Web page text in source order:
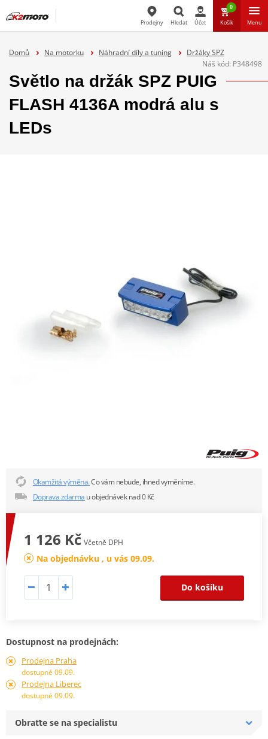
Hledat
Prodejny Hledat Účet
0
Košík Menu
Domů Na motorku Náhradní díly a tuning
Držáky SPZ
Náš kód: P348498
Světlo na držák SPZ PUIG
FLASH 4136A modrá alu s
LEDs
Okamžitá výměna.Co vám nebude, ihned vyměníme.
Doprava zdarma u objednávek nad 0 Kč
1 126 Kč Včetně DPH
Na objednávku , u vás 09.09.
Do košíku
Dostupnost na prodejnách:
Prodejna Praha
dostupné 09.09.
Prodejna Liberec
dostupné 09.09.
Obraťte se na specialistu